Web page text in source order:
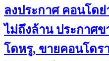
ลงประกาศ คอนโด
ไม่ถึงล้าน ประกาศ
โดหรู, ขายคอนโดร